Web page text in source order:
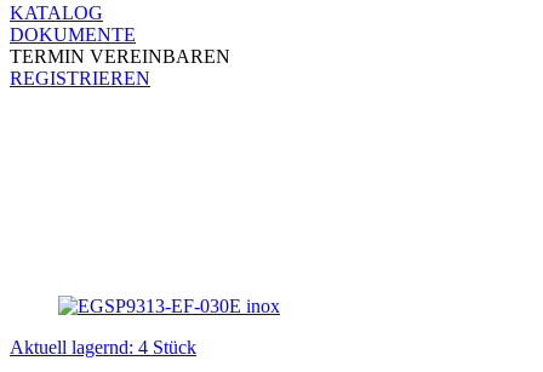
KATALOG
DOKUMENTE
TERMIN VEREINBAREN
REGISTRIEREN
Aktuell lagernd: 4 Stück